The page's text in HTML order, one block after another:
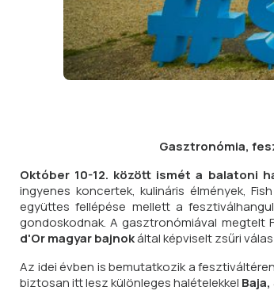
Gasztronómia,
Október 10-12. között ismét a balatoni
ingyenes koncertek, kulináris élmények,
együttes fellépése mellett a
gondoskodnak. A gasztronómiával megtelt
d'Or magyar bajnokáltal képviselt zsűri
Az idei évben is bemutatkozik a
biztosan itt lesz különleges halételekkel